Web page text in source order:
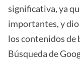
significativa, ya
importantes, y dio
los contenidos de
Búsqueda de